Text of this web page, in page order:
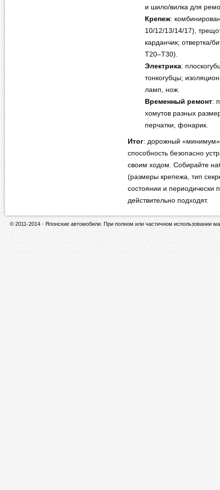
и шило/вилка для
Крепеж:
10/12/13/14/17),
карданчик; отвертка/
T20–T30).
Электрика:
тонкогубцы;
ламп, нож.
Временный ремонт:
хомутов разных
перчатки, фонарик.
Итог: дорожный «минимум»
способность безопасно
своим ходом. Собирайте
(размеры крепежа, тип
состоянии и периодически
действительно подходят.
© 2011-2014 - Японские автомобили. При полном или частичном использовании